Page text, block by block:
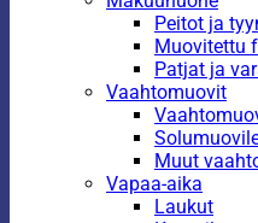
Peitot ja
Muovitettu
Patjat ja
Vaahtomuovit
Muut
Vapaa-aika
Laukut